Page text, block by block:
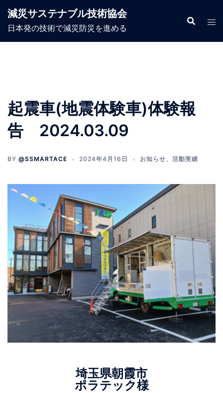
減災サステナブル技術協会
日本発の技術で減災防災を進める
起震車(地震体験車)体験報
告 2024.03.09
BY @SSMARTACE 2024年4月16日 お知らせ、 活動実績
埼玉県朝霞市
ポラテック様